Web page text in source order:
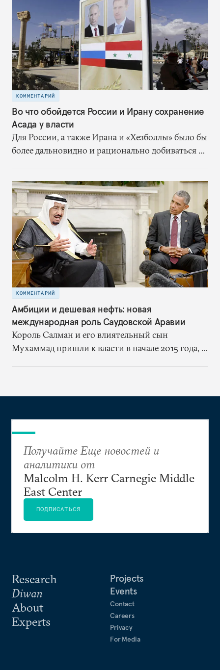
КОММЕНТАРИЙ
Во что обойдется России и Ирану сохранение
Асада у власти
Для России, а также Ирана и «Хезболлы» было бы
более дальновидно и рационально добиваться от
придется взять на себя финансовую поддержку
сирийского режима, а политическая ситуация в
стране останется сложной и нестабильной
КОММЕНТАРИЙ
Амбиции и дешевая нефть: новая
международная роль Саудовской Аравии
Король Салман и его влиятельный сын
Мухаммад пришли к власти в начале 2015 года, и
королевства
Research
Diwan
About
Experts
Projects
Events
Contact
Careers
Privacy
For Media
Получайте Еще новостей и
аналитики от
Malcolm H. Kerr Carnegie Middle
East Center
ПОДПИСАТЬСЯ